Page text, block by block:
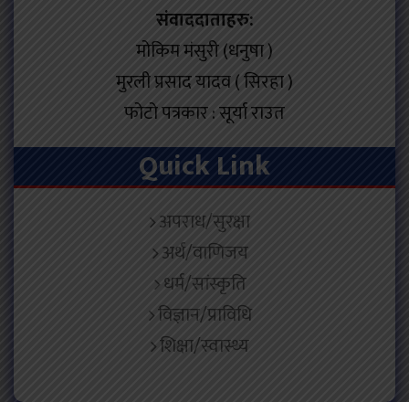
संवाददाताहरु:
मोकिम मंसुरी (धनुषा )
मुरली प्रसाद यादव ( सिरहा )
फोटो पत्रकार : सूर्या राउत
Quick Link
अपराध/सुरक्षा
अर्थ/वाणिजय
धर्म/सांस्कृति
विज्ञान/प्राविधि
शिक्षा/स्वास्थ्य